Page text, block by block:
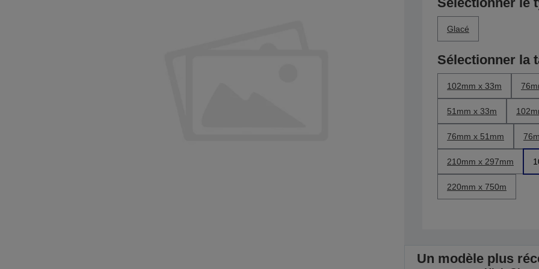
Glacé
Sélectionner la
102mm x 33m
51mm x 33m
76mm x 51mm
210mm x 297mm
220mm x 750m
Un modèle plus